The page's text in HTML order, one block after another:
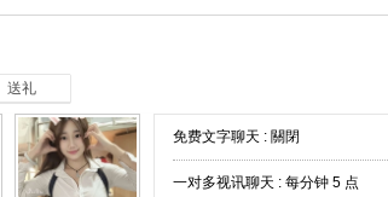
送礼
免费文字聊天 : 關閉
一对多视讯聊天 : 每分钟 5 点